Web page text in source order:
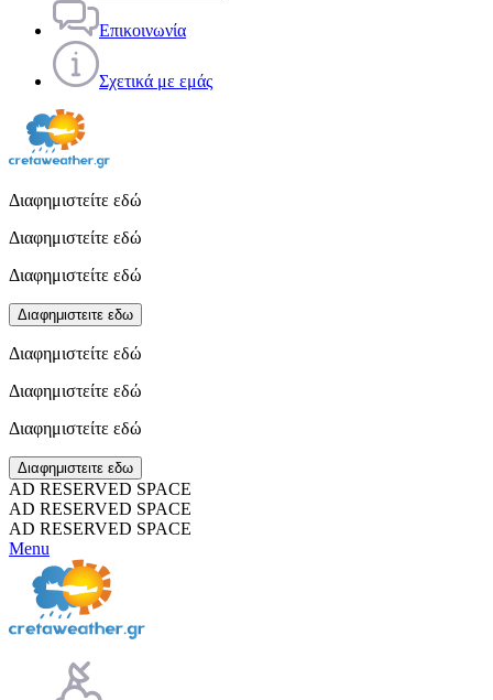
Επικοινωνία
Σχετικά με εμάς
Διαφημιστείτε εδώ
Διαφημιστείτε εδώ
Διαφημιστείτε εδώ
Διαφημιστειτε εδω
Διαφημιστείτε εδώ
Διαφημιστείτε εδώ
Διαφημιστείτε εδώ
Διαφημιστειτε εδω
AD RESERVED SPACE
AD RESERVED SPACE
AD RESERVED SPACE
Menu